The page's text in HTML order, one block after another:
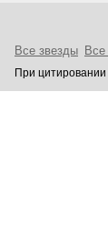
Все звезды Все
При